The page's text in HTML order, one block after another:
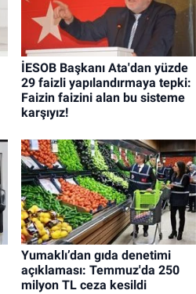
İESOB Başkanı Ata'dan yüzde
29 faizli yapılandırmaya tepki:
Faizin faizini alan bu sisteme
karşıyız!
Yumaklı’dan gıda denetimi
açıklaması: Temmuz'da 250
milyon TL ceza kesildi